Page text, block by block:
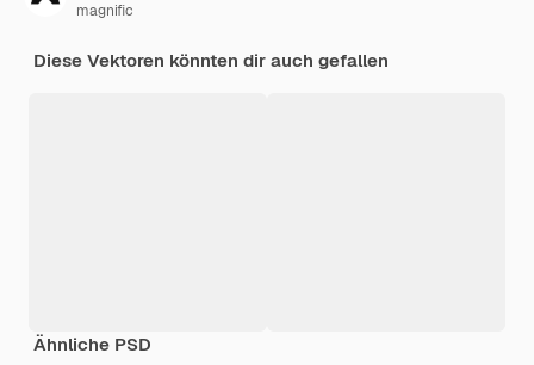
magnific
Diese Vektoren könnten dir auch gefallen
Ähnliche PSD